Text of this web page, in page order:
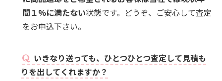
間１%に満たない状態です。どうぞ、ご安心して査定
をお申込下さい。
いきなり送っても、ひとつひとつ査定して見積も
りを出してくれますか？